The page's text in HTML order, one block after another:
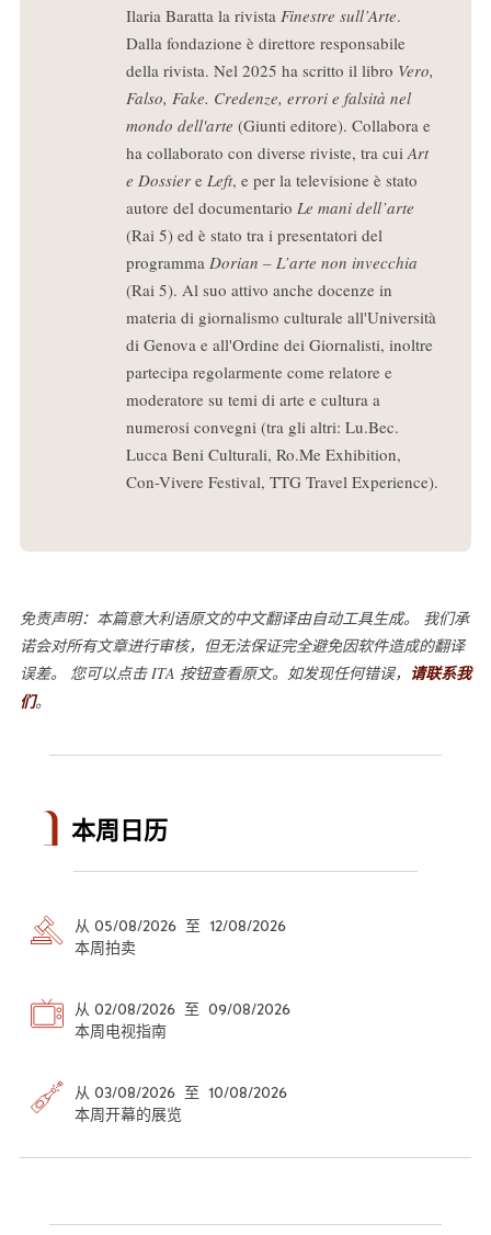
Ilaria Baratta la rivista Finestre sull’Arte.
Dalla fondazione è direttore responsabile
della rivista. Nel 2025 ha scritto il libro Vero,
Falso, Fake. Credenze, errori e falsità nel
mondo dell'arte (Giunti editore). Collabora e
ha collaborato con diverse riviste, tra cui Art
e Dossiere Left, e per la televisione è stato
autore del documentario Le mani dell’arte
(Rai 5) ed è stato tra i presentatori del
programma Dorian – L’arte non invecchia
(Rai 5). Al suo attivo anche docenze in
materia di giornalismo culturale all'Università
di Genova e all'Ordine dei Giornalisti, inoltre
partecipa regolarmente come relatore e
moderatore su temi di arte e cultura a
numerosi convegni (tra gli altri: Lu.Bec.
Lucca Beni Culturali, Ro.Me Exhibition,
Con-Vivere Festival, TTG Travel Experience).
免责声明：本篇意大利语原文的中文翻译由自动工具生成。 我们承
诺会对所有文章进行审核，但无法保证完全避免因软件造成的翻译
误差。 您可以点击 ITA 按钮查看原文。如发现任何错误， 请联系我
们。
本周日历
从 05/08/2026 至 12/08/2026
本周拍卖
从 02/08/2026 至 09/08/2026
本周电视指南
从 03/08/2026 至 10/08/2026
本周开幕的展览